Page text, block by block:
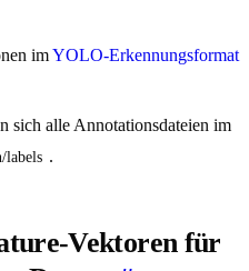
imYOLO-Erkennungsformat
sich alle Annotationsdateien im
labels .
Vektoren für